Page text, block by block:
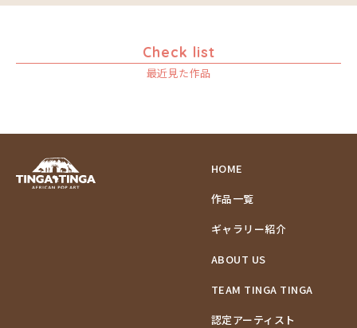
Check list
最近見た作品
HOME
作品一覧
ギャラリー紹介
ABOUT US
TEAM TINGA TINGA
認定アーティスト